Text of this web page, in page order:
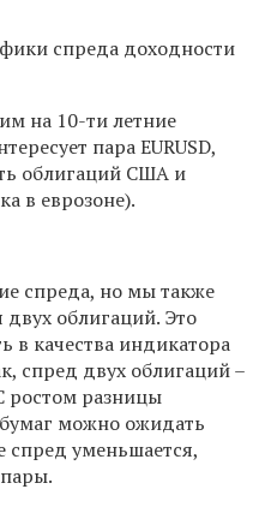
спреда доходности
на 10-ти летние
пара EURUSD,
облигаций США и
в еврозоне).
спреда, но мы также
облигаций. Это
в качества индикатора
спред двух облигаций –
ростом разницы
можно ожидать
спред уменьшается,